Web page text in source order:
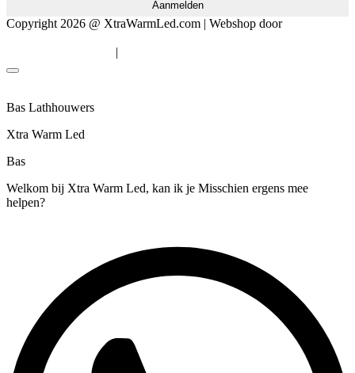
Copyright 2026 @ XtraWarmLed.com | Webshop door
|
Bas Lathhouwers
Xtra Warm Led
Bas
Welkom bij Xtra Warm Led, kan ik je Misschien ergens mee
helpen?